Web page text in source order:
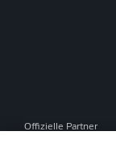
Offizielle Partner